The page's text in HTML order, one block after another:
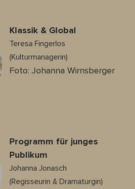
Klassik & Global
Teresa Fingerlos
(Kulturmanagerin)
Foto: Johanna Wirnsberger
Programm für junges
Publikum
Johanna Jonasch
(Regisseurin & Dramaturgin)